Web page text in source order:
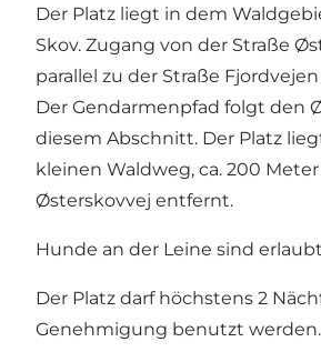
Der Platz liegt in dem
Skov. Zugang von der Straße
parallel zu der Straße
Der Gendarmenpfad folgt den
diesem Abschnitt. Der Platz
kleinen Waldweg, ca. 200
Østerskovvej entfernt.
Hunde an der Leine sind
Der Platz darf höchstens 2
Genehmigung benutzt werden.